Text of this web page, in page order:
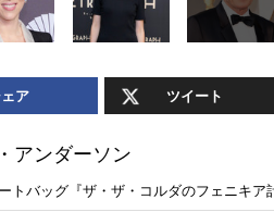
ア ツイート
アンダーソン
トバッグ『ザ・ザ・コルダのフェニキ